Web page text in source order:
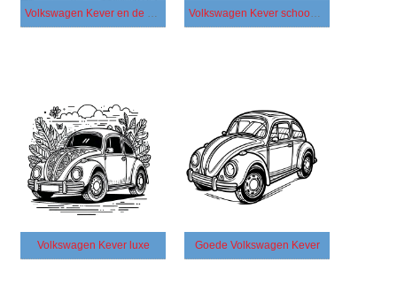
Volkswagen Kever luxe Goede Volkswagen Kever